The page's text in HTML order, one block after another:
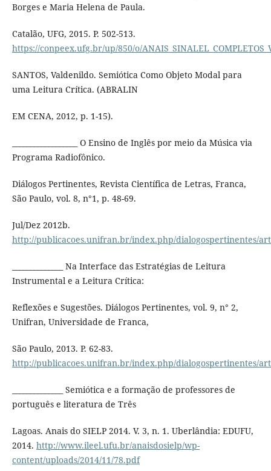
Borges e Maria Helena de Paula.
Catalão, UFG, 2015. P. 502-513.
https://conpeex.ufg.br/up/850/o/
SANTOS, Valdenildo. Semiótica Como Objeto Modal para
uma Leitura Crítica. (ABRALIN
EM CENA, 2012, p. 1-15).
__________________ O Ensino de Inglês por meio da Música via
Programa Radiofônico.
Diálogos Pertinentes, Revista Científica de Letras, Franca,
São Paulo, vol. 8, n°1, p. 48-69.
Jul/Dez 2012b.
http://publicacoes.unifran.br/index.php/dialogospertinentes/
______________ Na Interface das Estratégias de Leitura
Instrumental e a Leitura Crítica:
Reflexões e Sugestões. Diálogos Pertinentes, vol. 9, n° 2,
Unifran, Universidade de Franca,
São Paulo, 2013. P. 62-83.
http://publicacoes.unifran.br/index.php/dialogospertinentes/
______________ Semiótica e a formação de professores de
português e literatura de Três
Lagoas. Anais do SIELP 2014. V. 3, n. 1. Uberlândia: EDUFU,
2014. http://www.ileel.ufu.br/anaisdosielp/wp-
content/uploads/2014/11/78.pdf